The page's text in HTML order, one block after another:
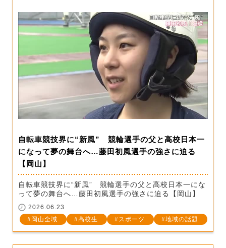
自転車競技界に“新風” 競輪選手の父と高校日本一
になって夢の舞台へ…藤田初風選手の強さに迫る
【岡山】
自転車競技界に“新風” 競輪選手の父と高校日本一にな
って夢の舞台へ…藤田初風選手の強さに迫る【岡山】
2026.06.23
岡山全域
高校生 スポーツ 地域の話題